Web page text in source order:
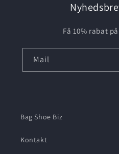
Få 10% rabat
Mail
Bag Shoe Biz
Kontakt